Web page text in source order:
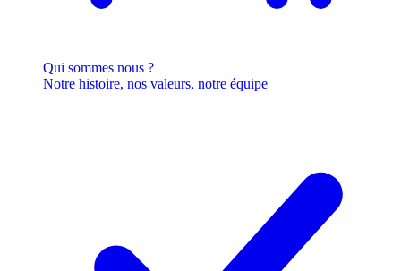
Qui sommes nous ?
Notre histoire, nos valeurs, notre équipe